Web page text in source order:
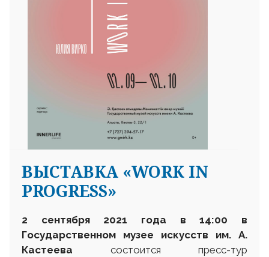
ВЫСТАВКА «WORK IN
PROGRESS»
2 сентября 2021 года в 14:00 в
Государственном музее искусств им. А.
Кастеева состоится пресс-тур